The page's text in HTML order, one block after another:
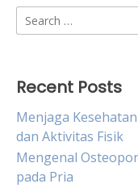
Search
for:
Recent Posts
Menjaga
dan Aktivitas Fisik
Mengenal
pada Pria